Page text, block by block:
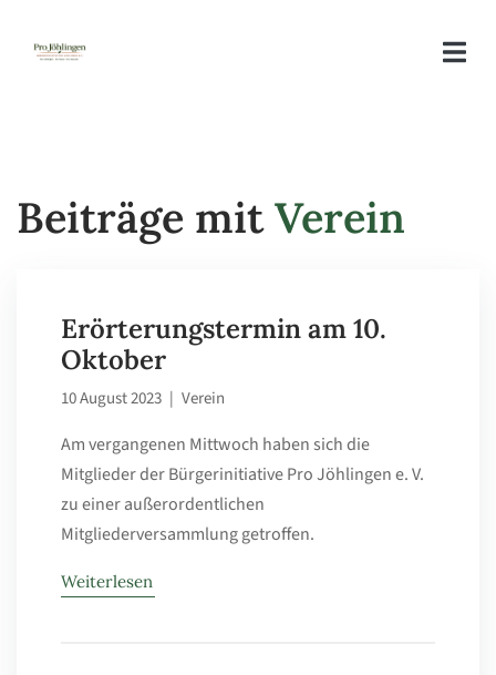
Beiträge mitVerein
Erörterungstermin am 10.
Oktober
10 August 2023 | Verein
Am vergangenen Mittwoch haben sich die
Mitglieder der Bürgerinitiative Pro Jöhlingen e. V.
zu einer außerordentlichen
Mitgliederversammlung getroffen.
Weiterlesen